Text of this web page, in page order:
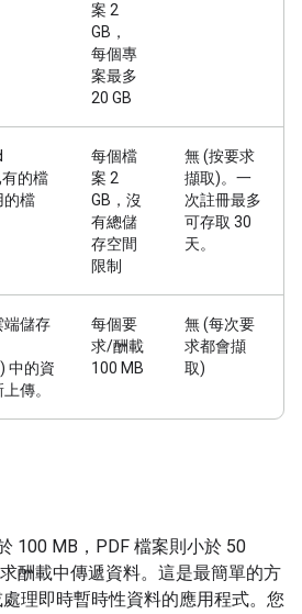
案 2
GB，
每個專
案最多
20 GB
的檔
的檔
每個檔
案 2
GB，沒
有總儲
存空間
限制
無 (按要求
擷取)。一
次註冊最多
可存取 30
天。
端儲存
中的資
傳。
每個要
求/酬載
100 MB
無 (每次要
求都會擷
取)
100 MB，PDF 檔案則小於 50
酬載中傳遞資料。這是最簡單的方
理即時暫時性資料的應用程式。您